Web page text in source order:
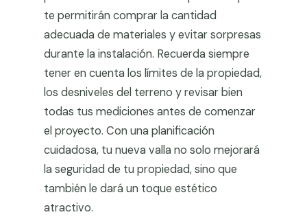
te permitirán comprar la cantidad
adecuada de materiales y evitar sorpresas
durante la instalación. Recuerda siempre
tener en cuenta los límites de la propiedad,
los desniveles del terreno y revisar bien
todas tus mediciones antes de comenzar
el proyecto. Con una planificación
cuidadosa, tu nueva valla no solo mejorará
la seguridad de tu propiedad, sino que
también le dará un toque estético
atractivo.